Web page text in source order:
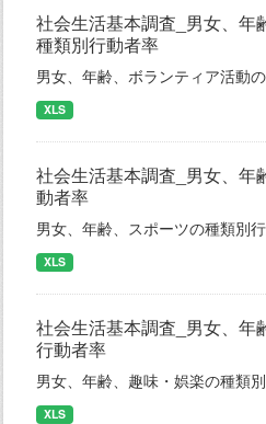
社会生活基本調査_男女、年
種類別行動者率
男女、年齢、ボランティア活動
XLS
社会生活基本調査_男女、年
動者率
男女、年齢、スポーツの種類別
XLS
社会生活基本調査_男女、年
行動者率
男女、年齢、趣味・娯楽の種類
XLS